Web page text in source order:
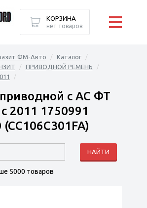
ФМ-Авто
Каталог
ПРИВОДНОЙ РЕМЕНЬ
с АС ФТ
2011 1750991
5000 товаров
КОРЗИНА
нет товаров